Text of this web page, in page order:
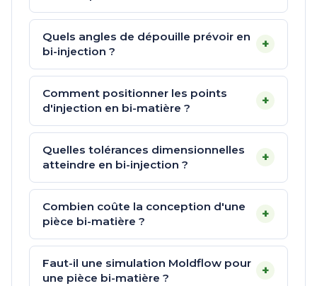
Quels angles de dépouille prévoir en
bi-injection ?
+
Comment positionner les points
d'injection en bi-matière ?
+
Quelles tolérances dimensionnelles
atteindre en bi-injection ?
+
Combien coûte la conception d'une
pièce bi-matière ?
+
Faut-il une simulation Moldflow pour
une pièce bi-matière ?
+